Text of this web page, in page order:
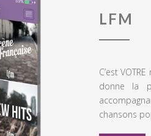
LFM
C’est
donne la
chansons